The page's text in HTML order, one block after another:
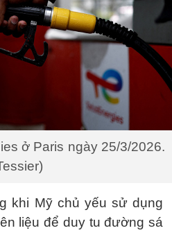
ở Paris ngày 25/3/2026.
khi Mỹ chủ yếu sử dụng
liệu để duy tu đường sá